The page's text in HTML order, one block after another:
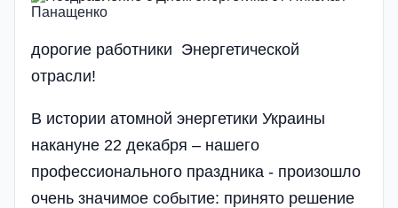
дорогие работники Энергетической
отрасли!
В истории атомной энергетики Украины
накануне 22 декабря – нашего
профессионального праздника - произошло
очень значимое событие: принято решение